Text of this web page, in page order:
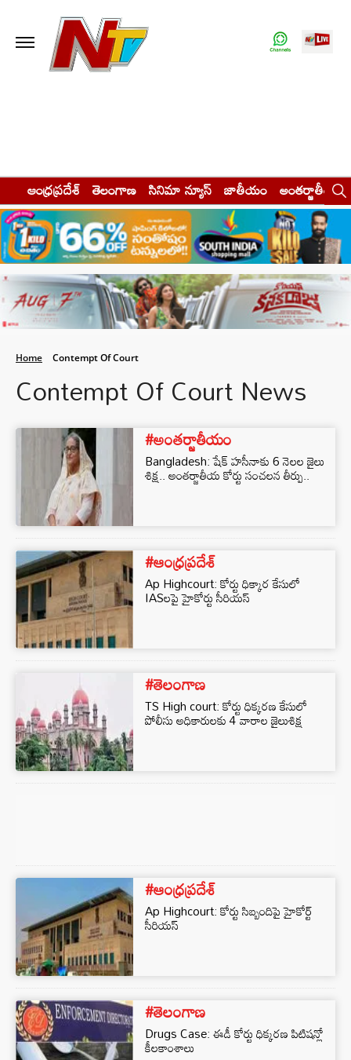
ఆంధ్రప్రదేశ్ తెలంగాణ సినిమా న్యూస్ జాతీయం అంతర్జాతీయం
Home Contempt Of Court
Contempt Of Court News
#అంతర్జాతీయం
Bangladesh: షేక్ హసీనాకు 6 నెలల జైలు
శిక్ష.. అంతర్జాతీయ కోర్టు సంచలన తీర్పు..
#ఆంధ్రప్రదేశ్
Ap Highcourt: కోర్టు ధిక్కార కేసులో
IASలపై హైకోర్టు సీరియస్‌
#తెలంగాణ
TS High court: కోర్టు ధిక్కరణ కేసులో
పోలీసు అధికారులకు 4 వారాల జైలుశిక్ష
#ఆంధ్రప్రదేశ్
Ap Highcourt: కోర్టు సిబ్బందిపై హైకోర్ట్
సీరియస్
#తెలంగాణ
Drugs Case: ఈడీ కోర్టు ధిక్కరణ పిటిషన్లో
కీలకాంశాలు